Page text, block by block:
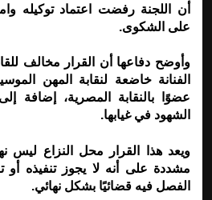
أن اللجنة رفضت اعتماد توكيله
على الشكوى.
وأوضح دفاعها أن القرار مخالف
الفنانة خاضعة لنقابة المهن
عضوًا بالنقابة المصرية، إضافة
الشهود في غيابها.
ويعد هذا القرار محل النزاع ليس
مشددة على أنه لا يجوز تنفيذه أو
الفصل فيه قضائيًا بشكل نهائي.